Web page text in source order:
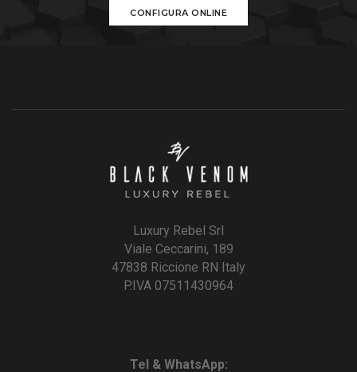
CONFIGURA ONLINE
Luxury Rebel Srl
Viale Ceccarini, 189
47838 Riccione RN Italy
P.IVA 07511430964
Tel & WhatsApp: